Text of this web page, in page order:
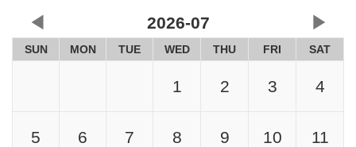
◀ 2026-07 ▶
SUN MON TUE WED THU FRI SAT
1 2 3 4
5 6 7 8 9 10 11